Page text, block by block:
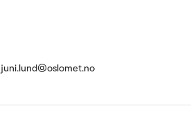
juni.lund@oslomet.no